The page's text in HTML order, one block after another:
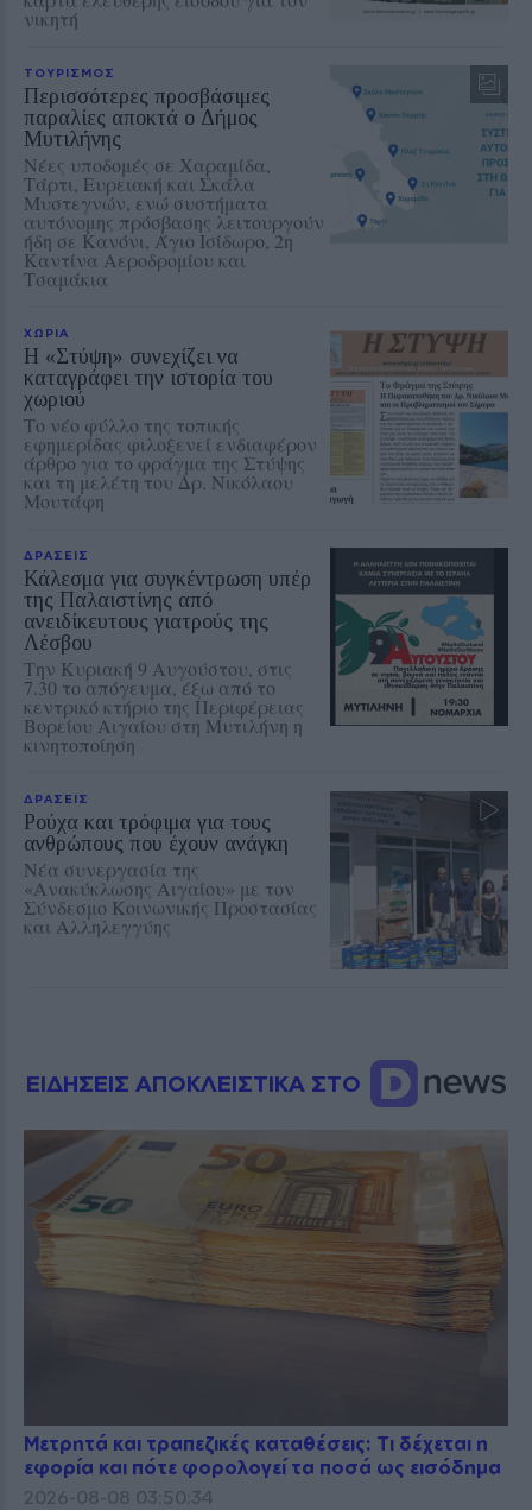
νικητή
ΤΟΥΡΙΣΜΟΣ
Περισσότερες προσβάσιμες
παραλίες αποκτά ο Δήμος
Μυτιλήνης
Νέες υποδομές σε Χαραμίδα,
Τάρτι, Ευρειακή και Σκάλα
Μυστεγνών, ενώ συστήματα
αυτόνομης πρόσβασης λειτουργούν
ήδη σε Κανόνι, Άγιο Ισίδωρο, 2η
Καντίνα Αεροδρομίου και
Τσαμάκια
ΧΩΡΙΑ
Η «Στύψη» συνεχίζει να
καταγράφει την ιστορία του
χωριού
Το νέο φύλλο της τοπικής
εφημερίδας φιλοξενεί ενδιαφέρον
άρθρο για το φράγμα της Στύψης
και τη μελέτη του Δρ. Νικόλαου
Μουτάφη
ΔΡΑΣΕΙΣ
Κάλεσμα για συγκέντρωση υπέρ
της Παλαιστίνης από
ανειδίκευτους γιατρούς της
Λέσβου
Την Κυριακή 9 Αυγούστου, στις
7.30 το απόγευμα, έξω από το
κεντρικό κτήριο της Περιφέρειας
Βορείου Αιγαίου στη Μυτιλήνη η
κινητοποίηση
ΔΡΑΣΕΙΣ
Ρούχα και τρόφιμα για τους
ανθρώπους που έχουν ανάγκη
Νέα συνεργασία της
«Ανακύκλωσης Αιγαίου» με τον
Σύνδεσμο Κοινωνικής Προστασίας
και Αλληλεγγύης
ΕΙΔΗΣΕΙΣ ΑΠΟΚΛΕΙΣΤΙΚΑ ΣΤΟ
Μετρητά και τραπεζικές καταθέσεις: Τι δέχεται η
εφορία και πότε φορολογεί τα ποσά ως εισόδημα
2026-08-08 03:50:34